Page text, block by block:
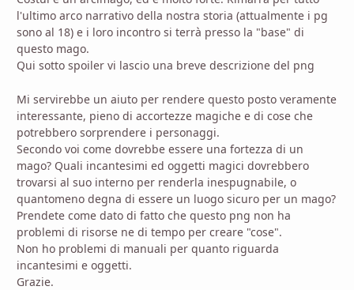
l'ultimo arco narrativo della nostra storia (attualmente i pg
sono al 18) e i loro incontro si terrà presso la "base" di
questo mago.
Qui sotto spoiler vi lascio una breve descrizione del png
Mi servirebbe un aiuto per rendere questo posto veramente
interessante, pieno di accortezze magiche e di cose che
potrebbero sorprendere i personaggi.
Secondo voi come dovrebbe essere una fortezza di un
mago? Quali incantesimi ed oggetti magici dovrebbero
trovarsi al suo interno per renderla inespugnabile, o
quantomeno degna di essere un luogo sicuro per un mago?
Prendete come dato di fatto che questo png non ha
problemi di risorse ne di tempo per creare "cose".
Non ho problemi di manuali per quanto riguarda
incantesimi e oggetti.
Grazie.